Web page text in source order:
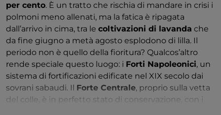
per cento. È un tratto che rischia di mandare in crisi i
polmoni meno allenati, ma la fatica è ripagata
dall’arrivo in cima, tra le coltivazioni di lavanda che
da fine giugno a metà agosto esplodono di lilla. Il
periodo non è quello della fioritura? Qualcos’altro
rende speciale questo luogo: i Forti Napoleonici, un
sistema di fortificazioni edificate nel XIX secolo dai
sovrani sabaudi. Il Forte Centrale, proprio sulla vetta
del colle, è in perfetto stato di conservazione, con i